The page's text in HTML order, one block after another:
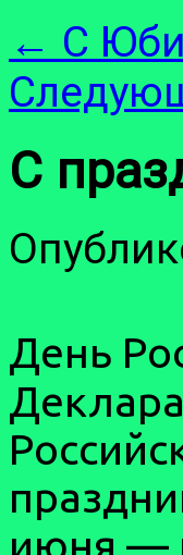
← С
С
День
июня —